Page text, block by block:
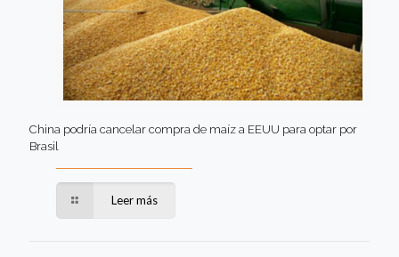
China podría cancelar compra de maíz a EEUU para optar por
Brasil
Leer más